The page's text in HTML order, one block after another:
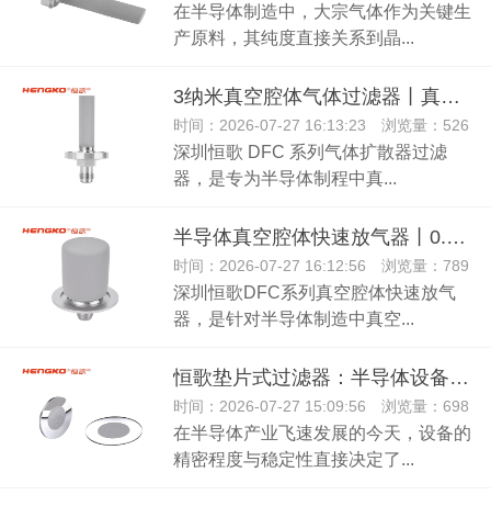
在半导体制造中，大宗气体作为关键生
产原料，其纯度直接关系到晶...
3纳米真空腔体气体过滤器丨真空腔体快速放气器丨半导体行业用
时间：2026-07-27 16:13:23 浏览量：526
深圳恒歌 DFC 系列气体扩散器过滤
器，是专为半导体制程中真...
半导体真空腔体快速放气器丨0.003μm气体扩散器过滤器
时间：2026-07-27 16:12:56 浏览量：789
深圳恒歌DFC系列真空腔体快速放气
器，是针对半导体制造中真空...
恒歌垫片式过滤器：半导体设备的高效防污卫士！
时间：2026-07-27 15:09:56 浏览量：698
在半导体产业飞速发展的今天，设备的
精密程度与稳定性直接决定了...